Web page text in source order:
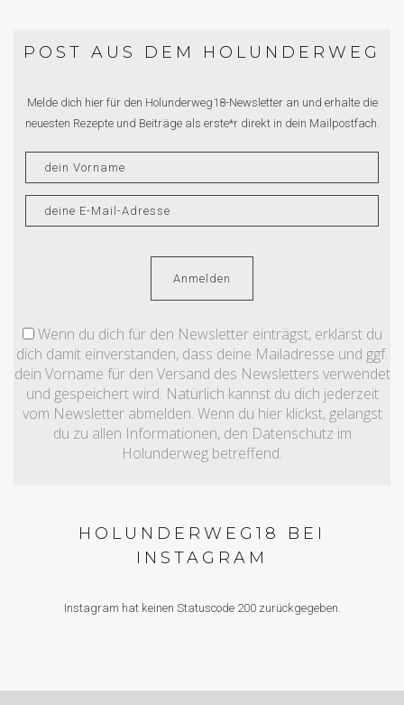
POST AUS DEM HOLUNDERWEG
Melde dich hier für den Holunderweg18-Newsletter an und erhalte die
neuesten Rezepte und Beiträge als erste*r direkt in dein Mailpostfach.
Wenn du dich für den Newsletter einträgst, erklärst du
dich damit einverstanden, dass deine Mailadresse und ggf.
dein Vorname für den Versand des Newsletters verwendet
und gespeichert wird. Natürlich kannst du dich jederzeit
vom Newsletter abmelden. Wenn du hier klickst, gelangst
du zu allen Informationen, den Datenschutz im
Holunderweg betreffend.
HOLUNDERWEG18 BEI
INSTAGRAM
Instagram hat keinen Statuscode 200 zurückgegeben.